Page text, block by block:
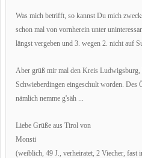
Was mich betrifft, so kannst Du mich
schon mal von vornherein unter
längst vergeben und 3. wegen 2. nicht auf
Aber grüß mir mal den Kreis Ludwigsburg,
Schwieberdingen eingeschult worden. Des
nämlich nemme g'säh ...
Liebe Grüße aus Tirol von
Monsti
(weiblich, 49 J., verheiratet, 2 Viecher, fast